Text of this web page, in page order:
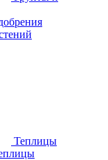
Теплицы